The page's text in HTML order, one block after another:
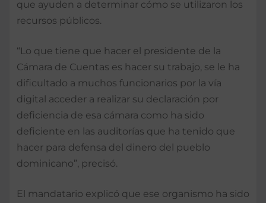
que ayuden a determinar cómo se utilizaron los
recursos públicos.
“Lo que tiene que hacer el presidente de la
Cámara de Cuentas es hacer su trabajo, se le ha
dificultado a muchos funcionarios por la vía
digital acceder a realizar su declaración por
deficiencia de esa cámara como ha sido
deficiente en las auditorías que ha tenido que
hacer para defensa del dinero del pueblo
dominicano”, precisó.
El mandatario explicó que ese organismo ha sido